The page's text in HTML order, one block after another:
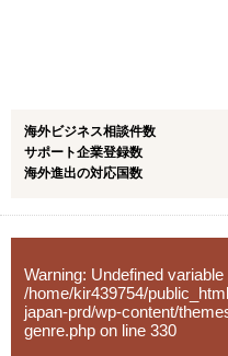
までをカバーする海外M&A
⑥ 既存サプライチェーン
び、直接材＆間接材の調達
す。
【サービス】
・海外市場調査：
市場動向調査、パートナ
海外ビジネス相談件数
サポート企業登録数
海外進出の対応国数
Warning: Undefined
/home/kir439754/
japan-prd/wp-content/
genre.php on line 330